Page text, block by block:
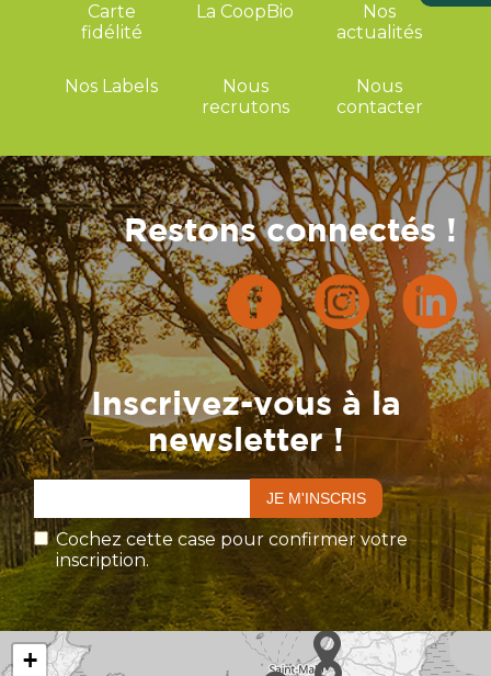
Restons connectés !
Inscrivez-vous à la
newsletter !
Cochez cette case pour confirmer votre
inscription.
Carte
fidélité
La CoopBio
Nos
actualités
Nos Labels
Nous
recrutons
Nous
contacter
+